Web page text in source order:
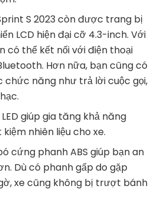
S 2023 còn được trang bị
LCD hiện đại cỡ 4.3-inch. Với
có thể kết nối với điện thoại
Hơn nữa, bạn cũng có
chức năng như trả lời cuộc gọi,
giúp gia tăng khả năng
nhiên liệu cho xe.
cứng phanh ABS giúp bạn an
Dù có phanh gấp do gặp
xe cũng không bị trượt bánh